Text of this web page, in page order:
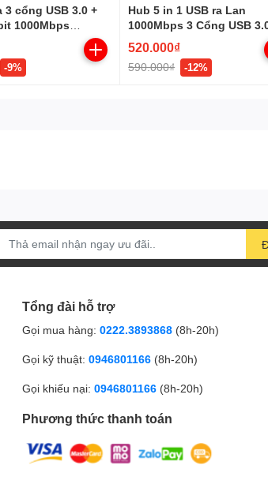
3 cổng USB 3.0 +
1000Mbps
-9%
Hub 5 in 1 USB ra Lan
1000Mbps 3 Cổng USB
Ugreen 60554
520.000₫
590.000₫ -12%
Tổng đài hỗ trợ
Gọi mua hàng: 0222.3893868 (8h-20h)
Gọi kỹ thuật: 0946801166 (8h-20h)
Gọi khiếu nại: 0946801166 (8h-20h)
Phương thức thanh toán